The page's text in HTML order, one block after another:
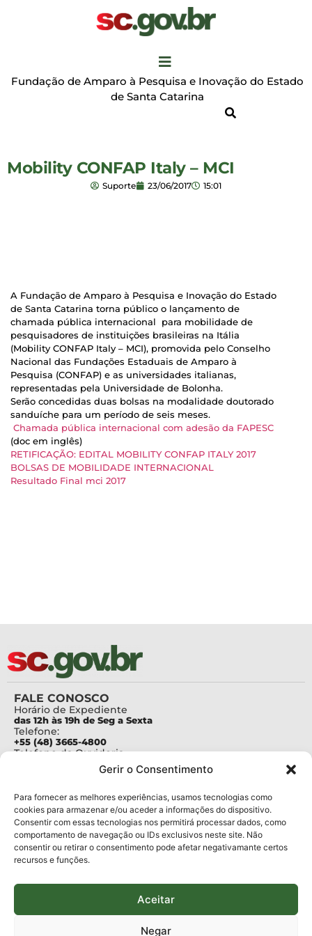
Gerir o Consentimento
Para fornecer as melhores experiências, usamos tecnologias como
cookies para armazenar e/ou aceder a informações do dispositivo.
Consentir com essas tecnologias nos permitirá processar dados, como
comportamento de navegação ou IDs exclusivos neste site. Não
consentir ou retirar o consentimento pode afetar negativamante certos
recursos e funções.
Aceitar
Negar
Fundação de Amparo à Pesquisa e Inovação do Estado
de Santa Catarina
Mobility CONFAP Italy – MCI
Suporte 23/06/2017 15:01
A Fundação de Amparo à Pesquisa e Inovação do Estado
de Santa Catarina torna público o lançamento de
chamada pública internacional para mobilidade de
pesquisadores de instituições brasileiras na Itália
(Mobility CONFAP Italy – MCI), promovida pelo Conselho
Nacional das Fundações Estaduais de Amparo à
Pesquisa (CONFAP) e as universidades italianas,
representadas pela Universidade de Bolonha.
Serão concedidas duas bolsas na modalidade doutorado
sanduíche para um período de seis meses.
Chamada pública internacional com adesão da FAPESC
(doc em inglês)
RETIFICAÇÃO: EDITAL MOBILITY CONFAP ITALY 2017
BOLSAS DE MOBILIDADE INTERNACIONAL
Resultado Final mci 2017
FALE CONOSCO
Horário de Expediente
das 12h às 19h de Seg a Sexta
Telefone:
+55 (48) 3665-4800
Telefone da Ouvidoria
Para assuntos relacionados à Pesquisa
pesquisa@fapesc.sc.gov.br
Para assuntos relacionados à Inovação
inovacao@fapesc.sc.gov.br
Para assuntos relacionados à Bolsas
bolsas@fapesc.sc.gov.br
Para assuntos relacionados à Prestação de Contas
Para assuntos relacionados à Plataforma
plataforma@fapesc.sc.gov.br
Jair Artur da Silva dpo@fapesc.sc.gov.br 3665-4831